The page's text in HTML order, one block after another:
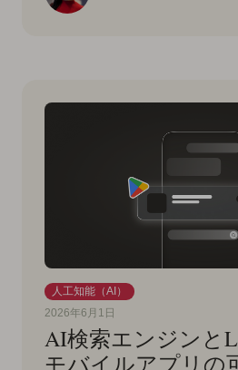
人工知能（AI）
2026年6月1日
AI検索エンジンと
モバイルアプリの